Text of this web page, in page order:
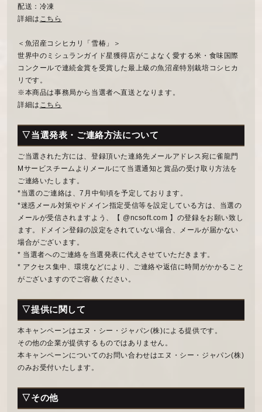
配送：冷凍
詳細は こちら
＜魚沼産コシヒカリ「雪椿」＞
世界中のミシュランガイド星獲得店がこよなく愛する米・食味国際
コンクールで連続金賞を受賞した最上級の魚沼産特別栽培コシヒカ
リです。
※本商品は事務局から当選者へ直送となります。
詳細は こちら
▽当選発表・ご連絡方法について
ご当選された方には、登録頂いた連絡先メールアドレス宛に雀龍門
Mサービスチームよりメールにて当選通知と賞品の受け取り方法を
ご連絡いたします。
*当選のご連絡は、7月中旬頃を予定しております。
*迷惑メール対策やドメイン指定受信等を設定している方は、当選の
メールが受信されますよう、【 @ncsoft.com 】の登録をお願い致し
ます。ドメイン登録の設定をされていない場合、メールが届かない
場合がございます。
* 当選者へのご連絡を当選発表に代えさせていただきます。
* アクセス集中、環境などにより、ご連絡や返信に時間がかかること
がございますのでご容赦ください。
▽提供に関して
本キャンペーンはエヌ・シー・ジャパン(株)による提供です。
その他の企業が提供するものではありません。
本キャンペーンについてのお問い合わせはエヌ・シー・ジャパン(株)
のみお受付いたします。
▽その他